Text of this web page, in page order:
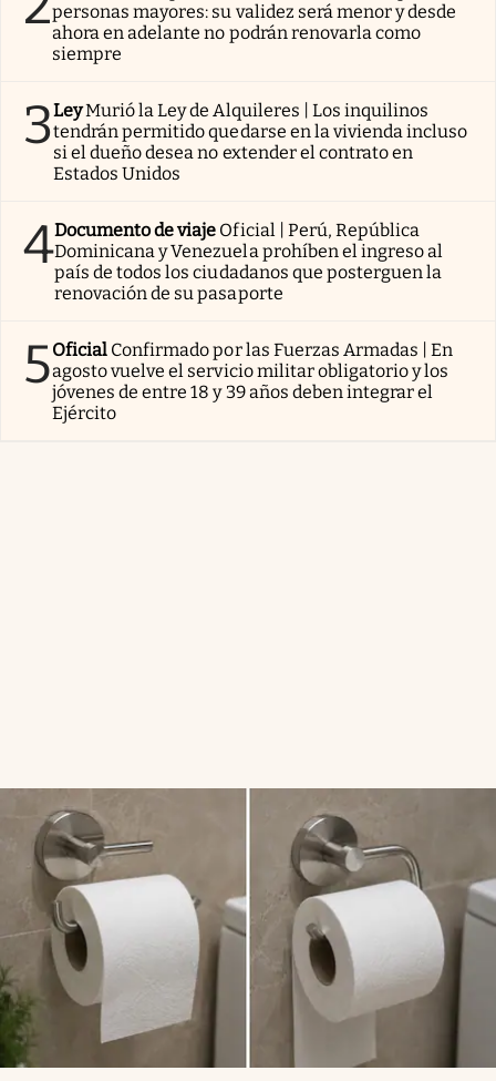
personas mayores: su validez será menor y desde
ahora en adelante no podrán renovarla como
siempre
3LeyMurió la Ley de Alquileres | Los inquilinos
tendrán permitido quedarse en la vivienda incluso
si el dueño desea no extender el contrato en
Estados Unidos
4Documento de viaje Oficial | Perú, República
Dominicana y Venezuela prohíben el ingreso al
país de todos los ciudadanos que posterguen la
renovación de su pasaporte
5Oficial Confirmado por las Fuerzas Armadas | En
agosto vuelve el servicio militar obligatorio y los
jóvenes de entre 18 y 39 años deben integrar el
Ejército